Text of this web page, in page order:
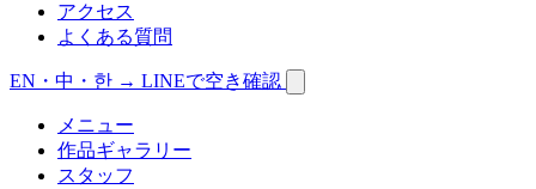
アクセス
よくある質問
EN・中・한 → LINEで空き確認
メニュー
作品ギャラリー
スタッフ